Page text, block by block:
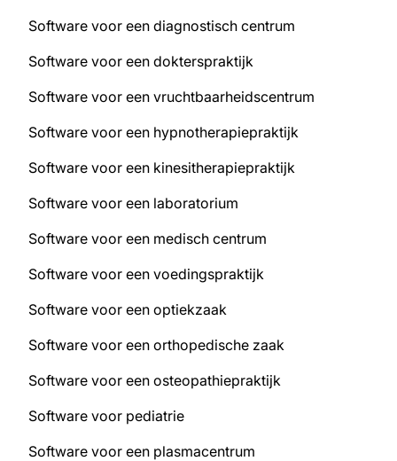
Software voor een diagnostisch centrum
Software voor een dokterspraktijk
Software voor een vruchtbaarheidscentrum
Software voor een hypnotherapiepraktijk
Software voor een kinesitherapiepraktijk
Software voor een laboratorium
Software voor een medisch centrum
Software voor een voedingspraktijk
Software voor een optiekzaak
Software voor een orthopedische zaak
Software voor een osteopathiepraktijk
Software voor pediatrie
Software voor een plasmacentrum